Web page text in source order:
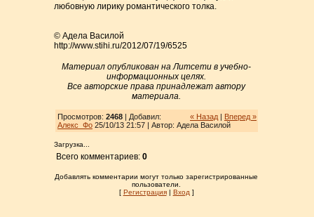
любовную лирику романтического толка.
© Адела Василой
http://www.stihi.ru/2012/07/19/6525
Материал опубликован на Литсети в учебно-
информационных целях.
Все авторские права принадлежат автору
материала.
« Назад | Вперед »
Просмотров: 2468| Добавил:
Алекс_Фо25/10/13 21:57 | Автор: Адела Василой
Загрузка...
Всего комментариев:0
Добавлять комментарии могут только зарегистрированные
пользователи.
[ Регистрация| Вход ]